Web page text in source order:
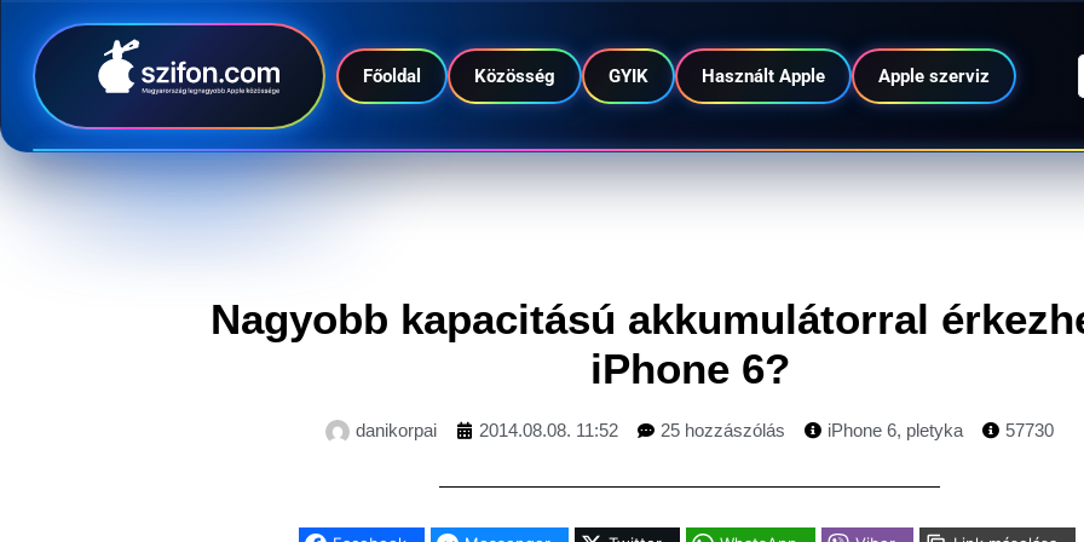
Főoldal Közösség GYIK Használt Apple Apple szerviz
Nagyobb kapacitású akkumulátorral
iPhone 6?
danikorpai 2014.08.08. 11:52 25 hozzászólás iPhone 6, pletyka 57730